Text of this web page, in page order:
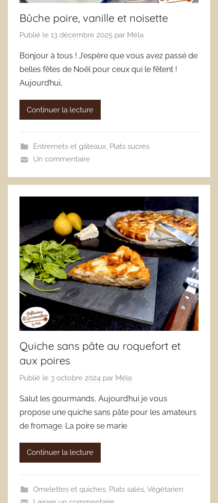
Bûche poire, vanille et noisette
Publié le 13 décembre 2025 par Méla
Bonjour à tous ! J’espère que vous avez passé de
belles fêtes de Noël pour ceux qui le fêtent !
Aujourd’hui,
Continuer la lecture
Entremets et gâteaux, Plats sucrés
Un commentaire
Quiche sans pâte au roquefort et
aux poires
Publié le 3 octobre 2024 par Méla
Salut les gourmands, Aujourd’hui je vous
propose une quiche sans pâte pour les amateurs
de fromage. La poire se marie
Continuer la lecture
Omelettes et quiches, Plats salés,Végétarien